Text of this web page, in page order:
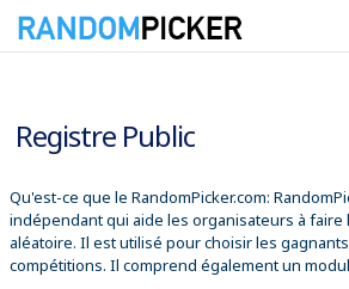
Registre Public
Qu'est-ce que le RandomPicker.com:
indépendant qui aide les organisateurs à
aléatoire. Il est utilisé pour choisir les
compétitions. Il comprend également un